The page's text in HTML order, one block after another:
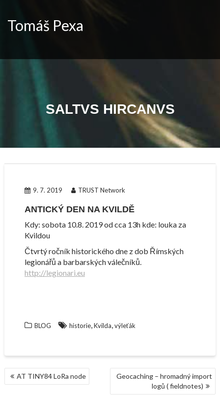
content
Tomáš Pexa
SALTVS HIRCANVS
9. 7. 2019 TRUST Network
ANTICKÝ DEN NA KVILDĚ
Kdy: sobota 10.8. 2019 od cca 13h kde: louka za
Kvildou
Čtvrtý ročník historického dne z dob Římských
legionářů a barbarských válečníků.
http://legionari.eu
BLOG historie,Kvilda,výleťák
NAVIGACE
PRO
AT TINY84 LoRa node
Geocaching – hromadný import
logů ( fieldnotes)